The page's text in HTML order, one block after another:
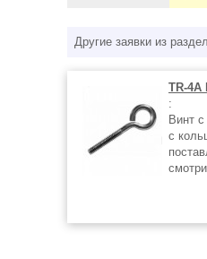
Другие заявки из
TR-4A
:
Винт
с